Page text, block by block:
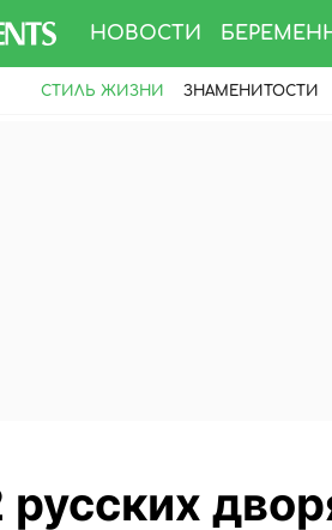
НОВОСТИ
СТИЛЬ ЖИЗНИ ЗНАМЕНИТОСТИ
русских